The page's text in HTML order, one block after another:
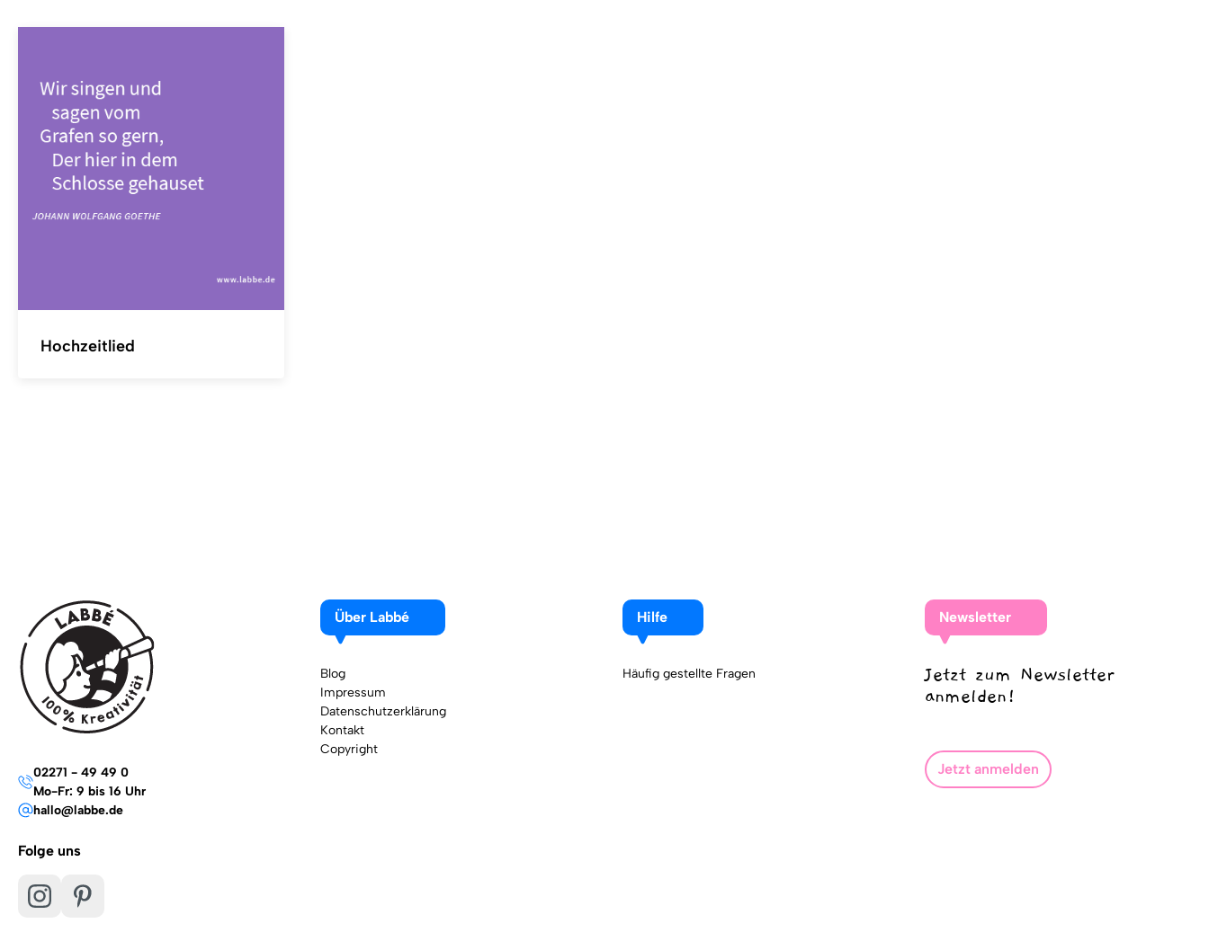
Hochzeitlied
02271 - 49 49 0
Mo-Fr: 9 bis 16 Uhr
hallo@labbe.de
Folge uns
Über Labbé
Blog
Impressum
Datenschutzerklärung
Kontakt
Copyright
Hilfe
Häufig gestellte Fragen
Newsletter
Jetzt zum Newsletter
anmelden!
Jetzt anmelden